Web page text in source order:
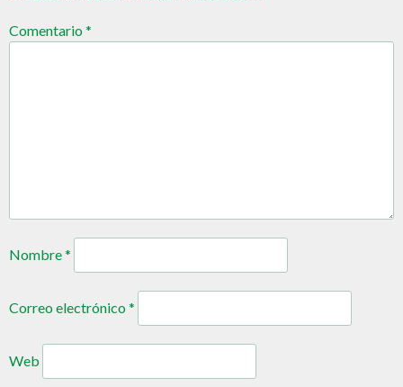
Comentario*
Nombre*
Correo electrónico*
Web